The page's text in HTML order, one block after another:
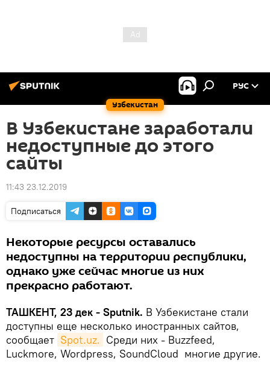
Узбекистан
РУС
В Узбекистане заработали
недоступные до этого
сайты
11:43 23.12.2019
Подписаться
Некоторые ресурсы оставались
недоступны на территории республики,
однако уже сейчас многие из них
прекрасно работают.
ТАШКЕНТ, 23 дек - Sputnik. В Узбекистане стали
доступны еще несколько иностранных сайтов,
сообщает Spot.uz. Среди них - Buzzfeed,
Luckmore, Wordpress, SoundCloud многие другие.